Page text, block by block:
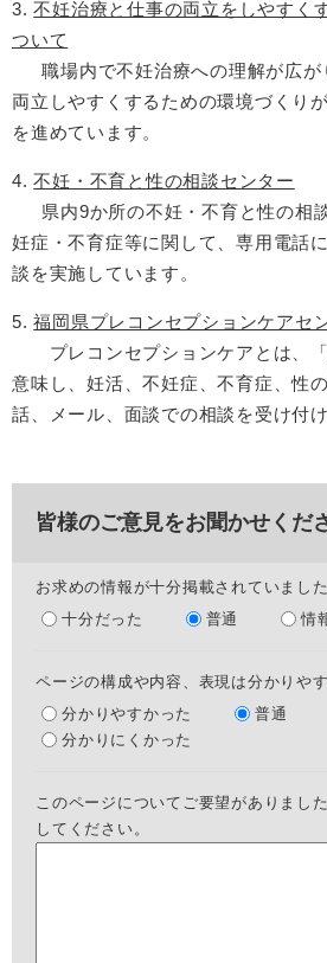
3.不妊治療と仕事の両立をしやすく
ついて
職場内で不妊治療への理解が広が
両立しやすくするための環境づくり
を進めています。
4.不妊・不育と性の相談センター
県内9か所の不妊・不育と性の相
妊症・不育症等に関して、専用電話
談を実施しています。​
5.福岡県プレコンセプションケアセ
プレコンセプションケアとは、
意味し、妊活、不妊症、不育症、性
話、メール、面談での相談を受け付け
皆様のご意見をお聞かせくだ
お求めの情報が十分掲載されていまし
十分だった
普通 情
ページの構成や内容、表現は分かりや
分かりやすかった
普通
分かりにくかった
このページについてご要望がありまし
してください。